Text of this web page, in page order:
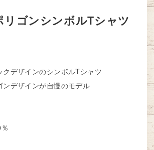
リゴンシンボルTシャツ
クデザインのシンボルTシャツ
ンデザインが自慢のモデル